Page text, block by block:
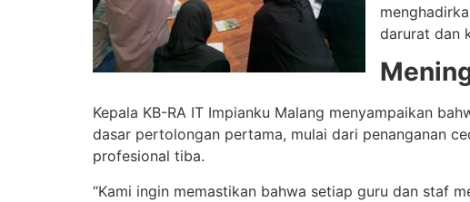
darurat dan
Kepala KB-RA IT Impianku Malang menyampaikan
dasar pertolongan pertama, mulai dari penanganan
profesional tiba.
“Kami ingin memastikan bahwa setiap guru dan staf